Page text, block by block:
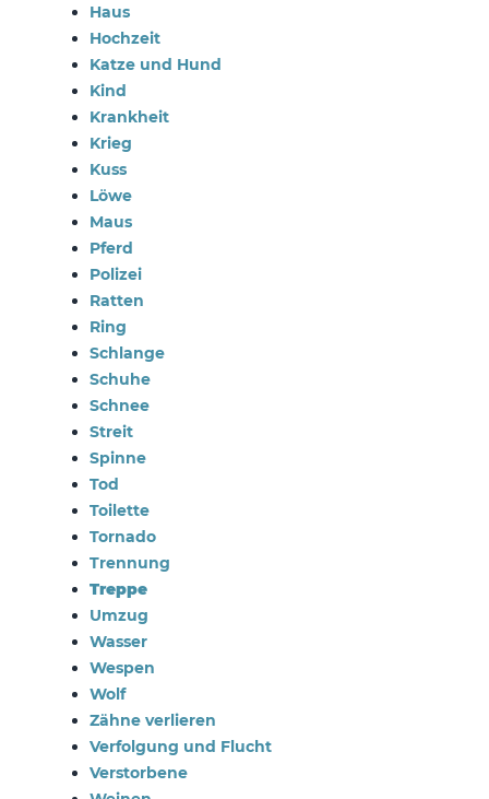
Haus
Hochzeit
Katze und Hund
Kind
Krankheit
Krieg
Kuss
Löwe
Maus
Pferd
Polizei
Ratten
Ring
Schlange
Schuhe
Schnee
Streit
Spinne
Tod
Toilette
Tornado
Trennung
Treppe
Umzug
Wasser
Wespen
Wolf
Zähne verlieren
Verfolgung und Flucht
Verstorbene